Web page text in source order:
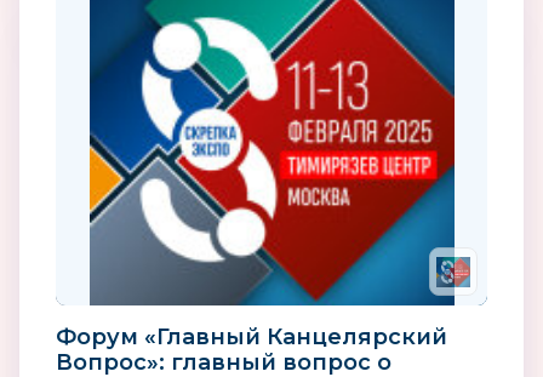
Форум «Главный Канцелярский
Вопрос»: главный вопрос о